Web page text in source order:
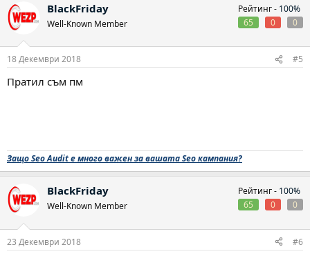
BlackFriday
Well-Known Member
Рейтинг - 100%
65
0 0
18 Декември 2018 #5
Пратил съм пм
Защо Seo Audit е много важен за вашата Seo кампания?
BlackFriday
Well-Known Member
Рейтинг - 100%
65
0 0
23 Декември 2018 #6